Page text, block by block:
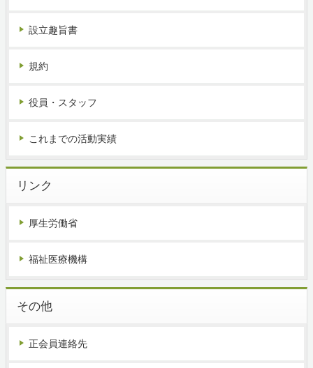
設立趣旨書
規約
役員・スタッフ
これまでの活動実績
リンク
厚生労働省
福祉医療機構
その他
正会員連絡先